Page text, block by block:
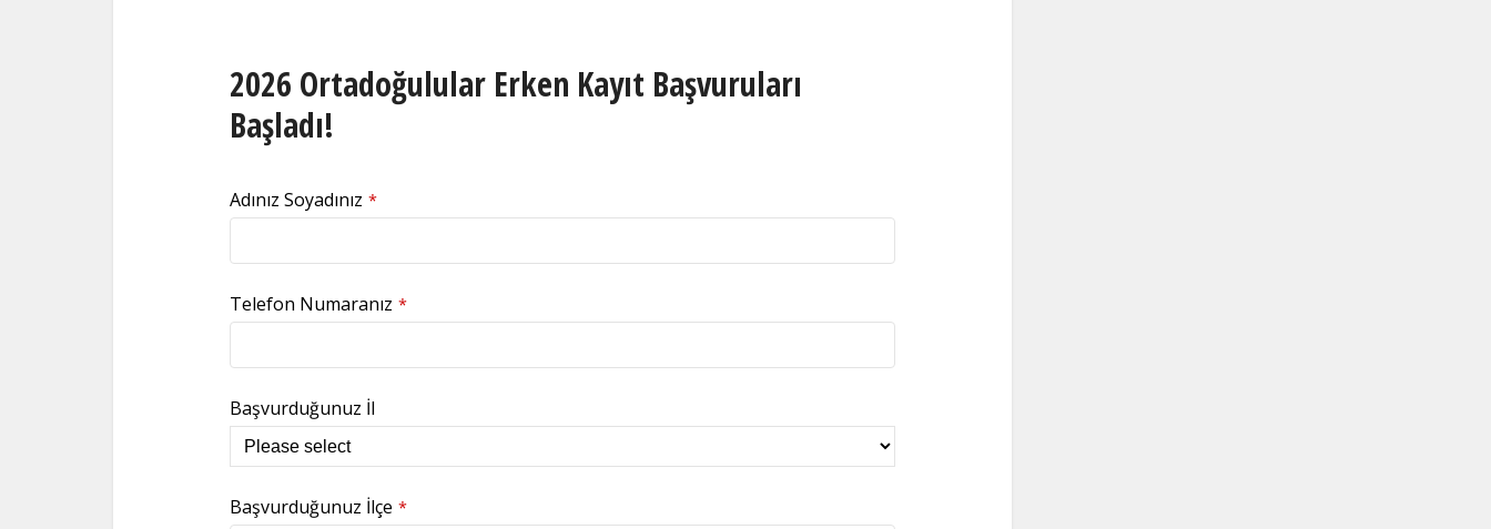
2026 Ortadoğulular Erken Kayıt Başvuruları
Başladı!
Adınız Soyadınız *
Telefon Numaranız *
Başvurduğunuz İl
Başvurduğunuz İlçe *